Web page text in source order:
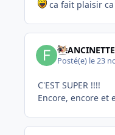
ca fait plaisir ca
FRANCINETTE
Posté(e) le 23
C'EST SUPER !!!!
Encore, encore et